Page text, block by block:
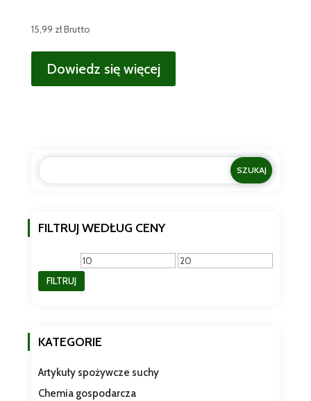
15,99 złBrutto
Dowiedz się więcej
FILTRUJ WEDŁUG CENY
Cena
Cena
FILTRUJ
KATEGORIE
Artykuły spożywcze suchy
Chemia gospodarcza